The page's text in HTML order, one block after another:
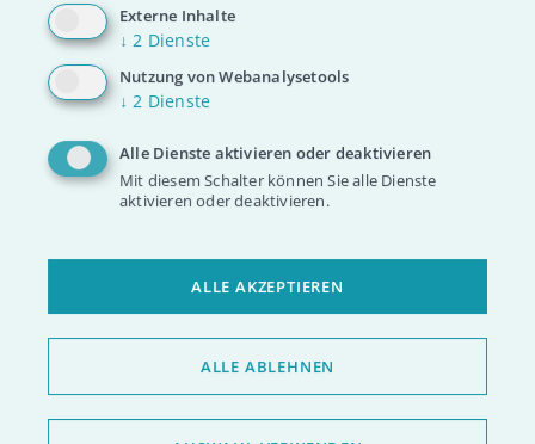
Deine Aktion als
Heldenmoment
Externe Inhalte
↓ 2 Dienste
Nutzung von Webanalysetools
↓ 2 Dienste
Alle Dienste aktivieren oder deaktivieren
Mit diesem Schalter können Sie alle Dienste
aktivieren oder deaktivieren.
ALLE ABLEHNEN
ALLE AKZEPTIEREN